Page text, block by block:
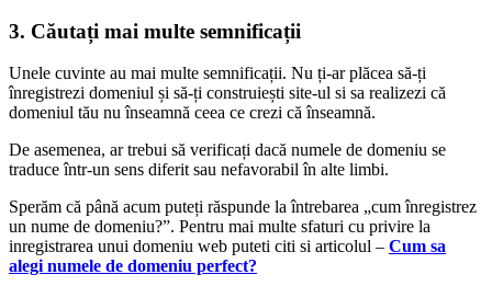
3. Căutați mai multe semnificații
Unele cuvinte au mai multe semnificații. Nu ți-ar plăcea să-ți
înregistrezi domeniul și să-ți construiești site-ul si sa realizezi că
domeniul tău nu înseamnă ceea ce crezi că înseamnă.
De asemenea, ar trebui să verificați dacă numele de domeniu se
traduce într-un sens diferit sau nefavorabil în alte limbi.
Sperăm că până acum puteți răspunde la întrebarea „cum înregistrez
un nume de domeniu?”. Pentru mai multe sfaturi cu privire la
inregistrarea unui domeniu web puteti citi si articolul – Cum sa
alegi numele de domeniu perfect?